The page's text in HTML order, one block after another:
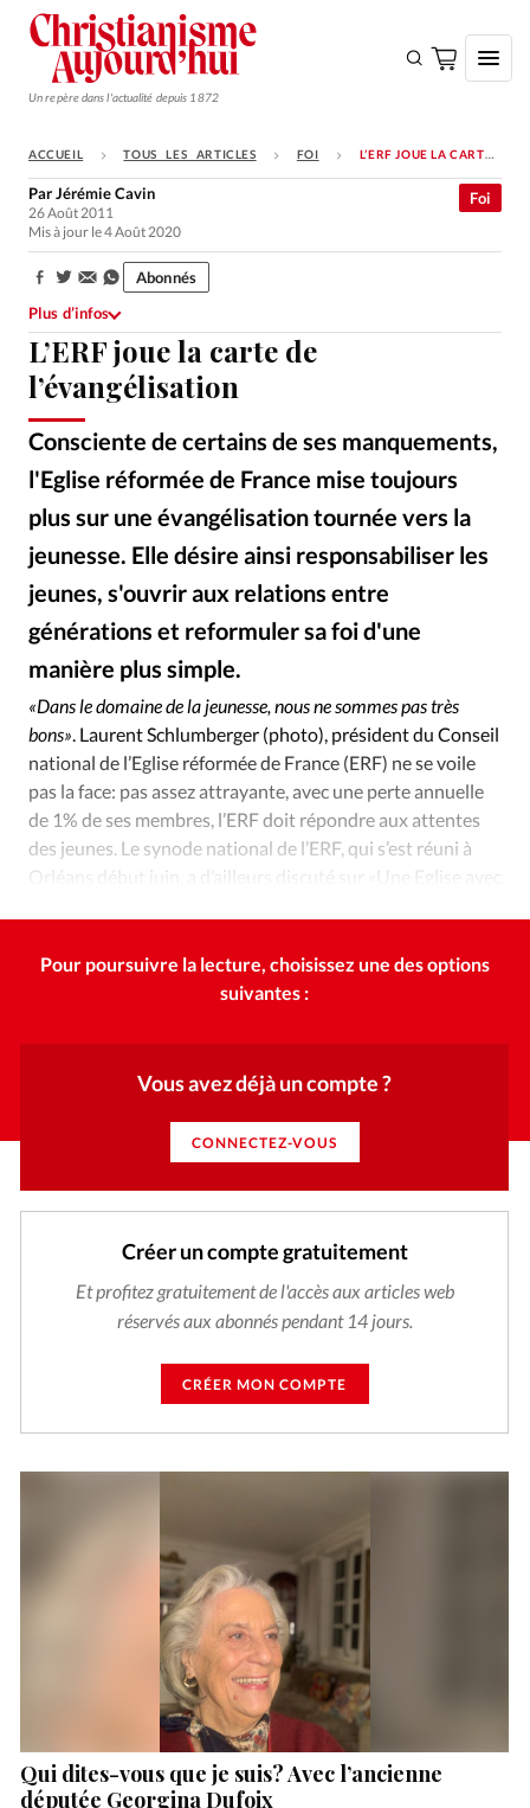
Un repère dans l'actualité depuis 1872
S'ABONNER
Monde
Opinions
Tous les articles
Faire un don
Emploi
Se connecter
Édition: Internationale
RUBRIQUES
Tous les articles
Actualité chrétienne
Actualité internationale
Dossier
Eglises Foi Génération réveil
Monde
Opinions
Publireportage
Relations Aujourd'hui
Société
Tour du monde des Eglises
Trait d'Ixène
Vécu
Vie Intérieure
ACCUEIL TOUS LES ARTICLES FOI L’ERF JOUE LA CARTE DE L’ÉVANGÉLISATION
L’ERF joue la carte de
l’évangélisation
Consciente de certains de ses manquements,
l'Eglise réformée de France mise toujours
plus sur une évangélisation tournée vers la
jeunesse. Elle désire ainsi responsabiliser les
jeunes, s'ouvrir aux relations entre
générations et reformuler sa foi d'une
manière plus simple.
Foi
ParJérémie Cavin
26 Août 2011
Mis à jour le 4 Août 2020
Partager:
Abonnés
Plus d’infos
«Dans le domaine de la jeunesse, nous ne sommes pas très
bons» . Laurent Schlumberger (photo), président du Conseil
national de l’Eglise réformée de France (ERF) ne se voile
pas la face: pas assez attrayante, avec une perte annuelle
de 1% de ses membres, l’ERF doit répondre aux attentes
des jeunes. Le synode national de l’ERF, qui s’est réuni à
Orléans début juin, a d’ailleurs discuté sur «Une Eglise avec
Pour poursuivre la lecture, choisissez une des options
suivantes :
Vous avez déjà un compte ?
CONNECTEZ-VOUS
Créer un compte gratuitement
Et profitez gratuitement de l'accès aux articles web
réservés aux abonnés pendant 14 jours.
CRÉER MON COMPTE
Qui dites-vous que je suis? Avec l’ancienne
députée Georgina Dufoix